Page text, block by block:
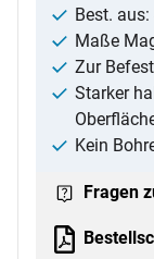
Best.
Maße
Zur
Starker
Kein
Fragen